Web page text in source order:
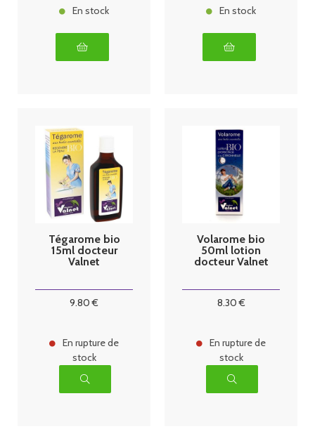
En stock En stock
Tégarome bio
15ml docteur
Valnet
9.80 €
En rupture de
stock
Volarome bio
50ml lotion
docteur Valnet
8.30€
En rupture de
stock